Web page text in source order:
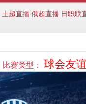
土超直播 俄超直播 日职联
比赛类型： 球会友